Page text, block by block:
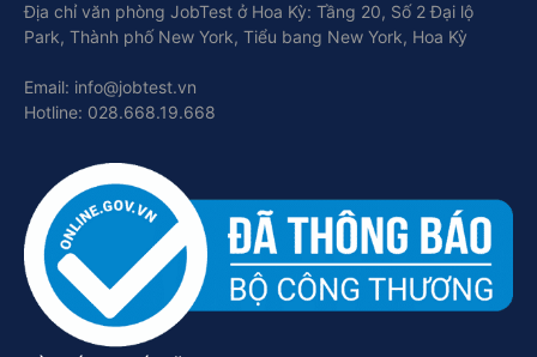
Địa chỉ văn phòng JobTest ở Hoa Kỳ: Tầng 20, Số 2 Đại lộ
Park, Thành phố New York, Tiểu bang New York, Hoa Kỳ
Email: info@jobtest.vn
Hotline: 028.668.19.668